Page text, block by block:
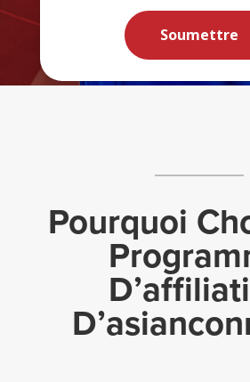
Soumettre
Pourquoi